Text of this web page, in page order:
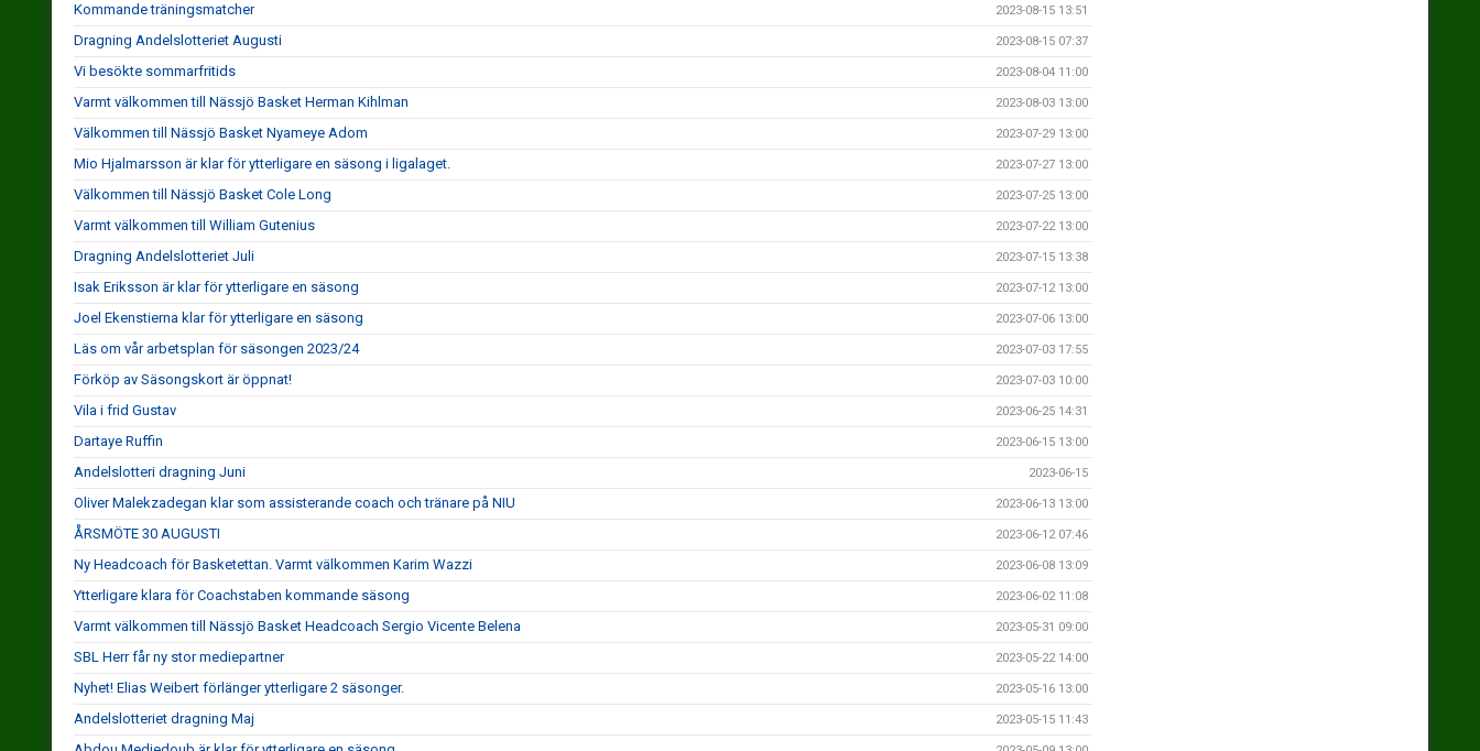
Kommande träningsmatcher 2023-08-15 13:51
Dragning Andelslotteriet Augusti 2023-08-15 07:37
Vi besökte sommarfritids 2023-08-04 11:00
Varmt välkommen till Nässjö Basket Herman Kihlman 2023-08-03 13:00
Välkommen till Nässjö Basket Nyameye Adom 2023-07-29 13:00
Mio Hjalmarsson är klar för ytterligare en säsong i ligalaget. 2023-07-27 13:00
Välkommen till Nässjö Basket Cole Long 2023-07-25 13:00
Varmt välkommen till William Gutenius 2023-07-22 13:00
Dragning Andelslotteriet Juli 2023-07-15 13:38
Isak Eriksson är klar för ytterligare en säsong 2023-07-12 13:00
Joel Ekenstierna klar för ytterligare en säsong 2023-07-06 13:00
Läs om vår arbetsplan för säsongen 2023/24 2023-07-03 17:55
Förköp av Säsongskort är öppnat! 2023-07-03 10:00
Vila i frid Gustav 2023-06-25 14:31
Dartaye Ruffin 2023-06-15 13:00
Andelslotteri dragning Juni 2023-06-15
Oliver Malekzadegan klar som assisterande coach och tränare på NIU 2023-06-13 13:00
ÅRSMÖTE 30 AUGUSTI 2023-06-12 07:46
Ny Headcoach för Basketettan. Varmt välkommen Karim Wazzi 2023-06-08 13:09
Ytterligare klara för Coachstaben kommande säsong 2023-06-02 11:08
Varmt välkommen till Nässjö Basket Headcoach Sergio Vicente Belena 2023-05-31 09:00
SBL Herr får ny stor mediepartner 2023-05-22 14:00
Nyhet! Elias Weibert förlänger ytterligare 2 säsonger. 2023-05-16 13:00
Andelslotteriet dragning Maj 2023-05-15 11:43